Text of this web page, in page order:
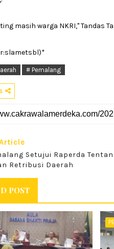
masih warga NKRI,'' Tandas
# Pemalang
Setujui Raperda
Retribusi Daerah
POST